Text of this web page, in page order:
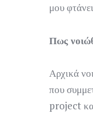
μου
Πως
Αρχικά
που
project